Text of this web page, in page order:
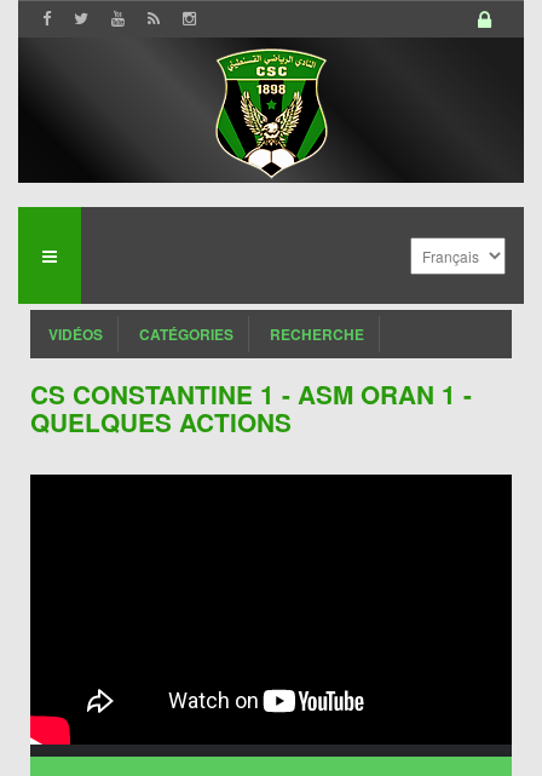
VIDÉOS CATÉGORIES RECHERCHE
CS CONSTANTINE 1 - ASM ORAN 1 -
QUELQUES ACTIONS